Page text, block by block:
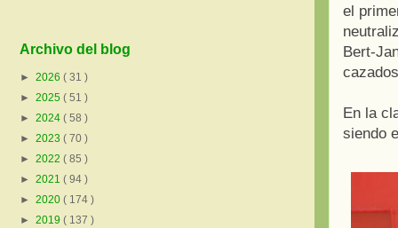
el
Bert-
En la
siendo
Archivo del blog
► 2026 ( 31 )
► 2025 ( 51 )
► 2024 ( 58 )
► 2023 ( 70 )
► 2022 ( 85 )
► 2021 ( 94 )
► 2020 ( 174 )
► 2019 ( 137 )